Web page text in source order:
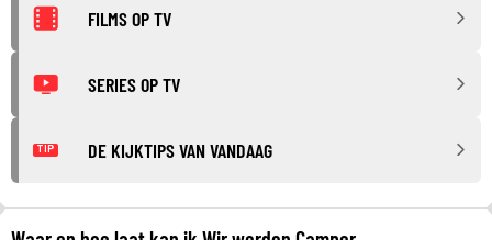
FILMS OP TV
SERIES OP TV
TIP DE KIJKTIPS VAN VANDAAG